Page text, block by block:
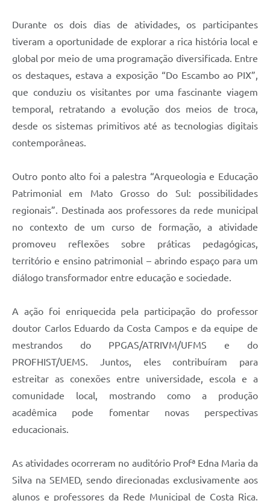
Durante os dois dias de atividades, os participantes
tiveram a oportunidade de explorar a rica história local e
global por meio de uma programação diversificada. Entre
os destaques, estava a exposição “Do Escambo ao PIX”,
que conduziu os visitantes por uma fascinante viagem
temporal, retratando a evolução dos meios de troca,
desde os sistemas primitivos até as tecnologias digitais
contemporâneas.
Outro ponto alto foi a palestra “Arqueologia e Educação
Patrimonial em Mato Grosso do Sul: possibilidades
regionais”. Destinada aos professores da rede municipal
no contexto de um curso de formação, a atividade
promoveu reflexões sobre práticas pedagógicas,
território e ensino patrimonial – abrindo espaço para um
diálogo transformador entre educação e sociedade.
A ação foi enriquecida pela participação do professor
doutor Carlos Eduardo da Costa Campos e da equipe de
mestrandos do PPGAS/ATRIVM/UFMS e do
PROFHIST/UEMS. Juntos, eles contribuíram para
estreitar as conexões entre universidade, escola e a
comunidade local, mostrando como a produção
acadêmica pode fomentar novas perspectivas
educacionais.
As atividades ocorreram no auditório Profª Edna Maria da
Silva na SEMED, sendo direcionadas exclusivamente aos
alunos e professores da Rede Municipal de Costa Rica.